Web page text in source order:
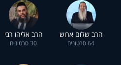
הרב שלום ארוש
64 סרטונים
הרב אליהו רבי
30 סרטונים